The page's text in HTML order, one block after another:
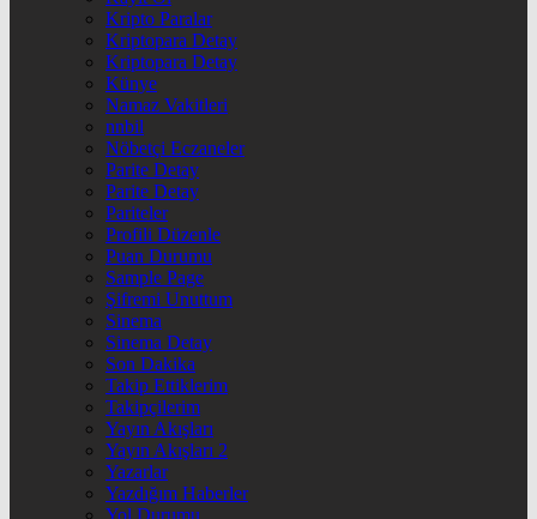
Kripto Paralar
Kriptopara Detay
Kriptopara Detay
Künye
Namaz Vakitleri
nnbil
Nöbetçi Eczaneler
Parite Detay
Parite Detay
Pariteler
Profili Düzenle
Puan Durumu
Sample Page
Şifremi Unuttum
Sinema
Sinema Detay
Son Dakika
Takip Ettiklerim
Takipçilerim
Yayın Akışları
Yayın Akışları 2
Yazarlar
Yazdığım Haberler